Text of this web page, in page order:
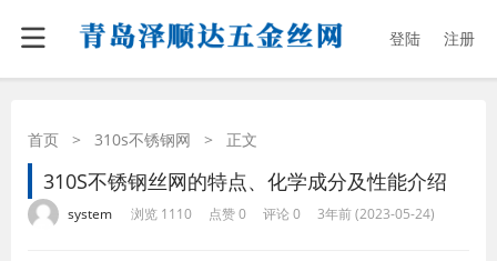
登陆 注册
首页 > 310s不锈钢网 > 正文
310S不锈钢丝网的特点、化学成分及性能介绍
system 浏览 1110 点赞 0 评论 0 3年前 (2023-05-24)